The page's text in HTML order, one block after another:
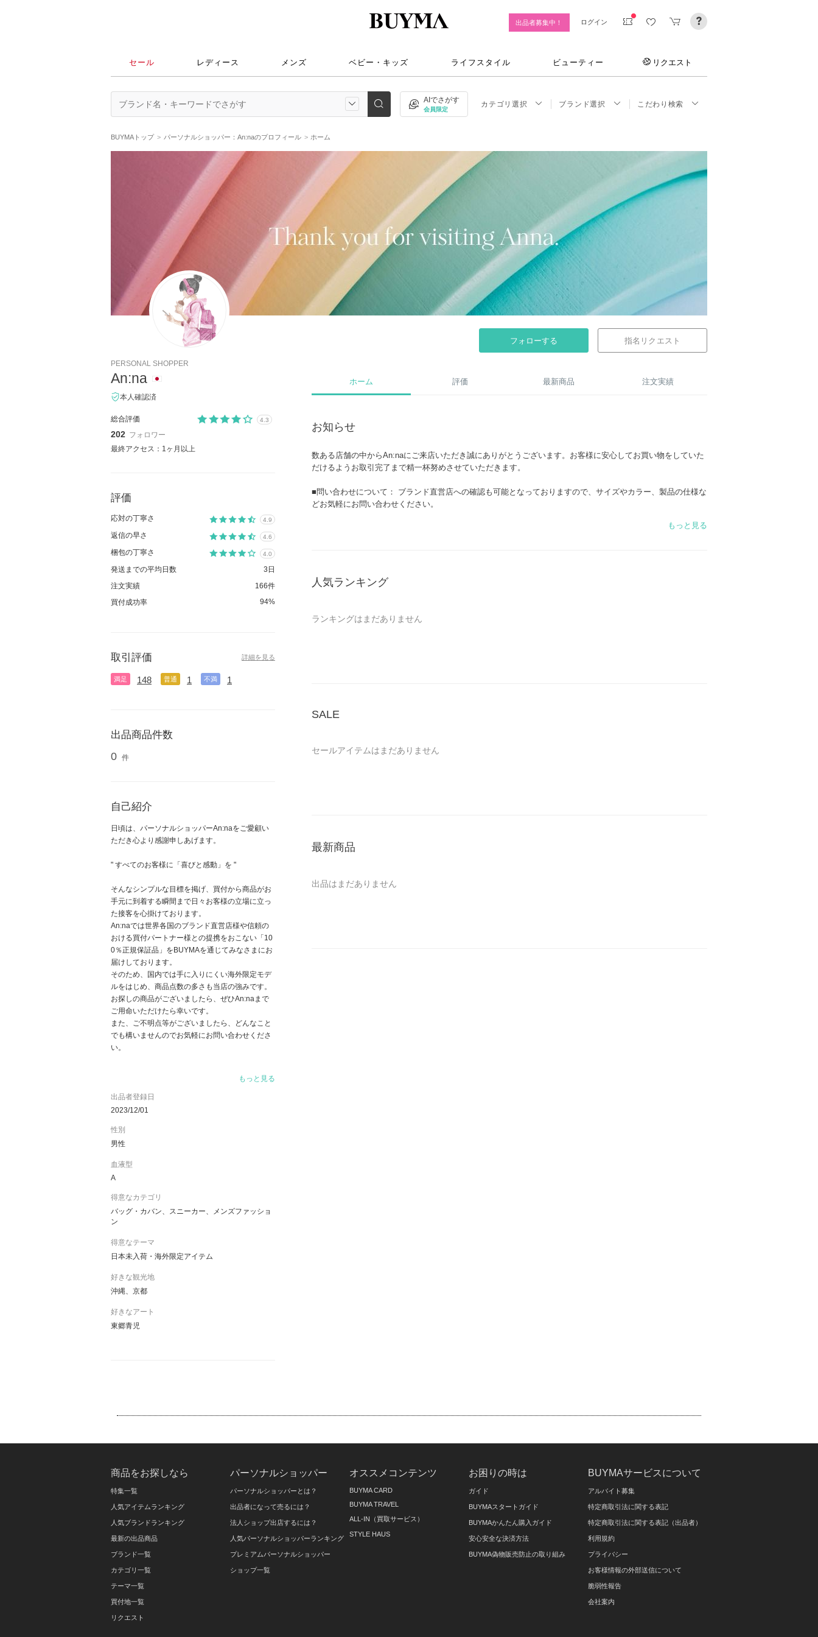
出品者募集中！ ログイン
セール レディース メンズ ベビー・キッズ ライフスタイル ビューティー リクエスト
AIでさがす
会員限定
カテゴリ選択 ブランド選択 こだわり検索
BUYMAトップ パーソナルショッパー：An:naのプロフィール ホーム
フォローする 指名リクエスト
PERSONAL SHOPPER
An:na
本人確認済
総合評価 4.3
202 フォロワー
最終アクセス：1ヶ月以上
評価
応対の丁寧さ 4.9
返信の早さ 4.6
梱包の丁寧さ 4.0
発送までの平均日数
3日
注文実績
166件
買付成功率
94%
取引評価 詳細を見る
満足 148 普通 1 不満 1
出品商品件数
0 件
自己紹介
日頃は、パーソナルショッパーAn:naをご愛顧い
ただき心より感謝申しあげます。
" すべてのお客様に「喜びと感動」を "
そんなシンプルな目標を掲げ、買付から商品がお
手元に到着する瞬間まで日々お客様の立場に立っ
た接客を心掛けております。
An:naでは世界各国のブランド直営店様や信頼の
おける買付パートナー様との提携をおこない「10
0％正規保証品」をBUYMAを通じてみなさまにお
届けしております。
そのため、国内では手に入りにくい海外限定モデ
ルをはじめ、商品点数の多さも当店の強みです。
お探しの商品がございましたら、ぜひAn:naまで
ご用命いただけたら幸いです。
また、ご不明点等がございましたら、どんなこと
でも構いませんのでお気軽にお問い合わせくださ
い。
すが、どうぞよろしくお願いいたします。
「喜びと感動」のために An:na
もっと見る
出品者登録日
2023/12/01
性別
男性
血液型
A
得意なカテゴリ
バッグ・カバン、スニーカー、メンズファッショ
ン
得意なテーマ
日本未入荷・海外限定アイテム
好きな観光地
沖縄、京都
好きなアート
東郷青児
ホーム 評価 最新商品 注文実績
お知らせ
数ある店舗の中からAn:naにご来店いただき誠にありがとうございます。お客様に安心してお買い物をしていた
だけるようお取引完了まで精一杯努めさせていただきます。
■問い合わせについて： ブランド直営店への確認も可能となっておりますので、サイズやカラー、製品の仕様な
どお気軽にお問い合わせください。
★お客様へのお願い★
・ご購入前に必ず『お取引について』の一読をみなさまにお願いしております。
もっと見る
人気ランキング
ランキングはまだありません
SALE
セールアイテムはまだありません
最新商品
出品はまだありません
商品をお探しなら
特集一覧
人気アイテムランキング
人気ブランドランキング
最新の出品商品
ブランド一覧
カテゴリ一覧
テーマ一覧
買付地一覧
リクエスト
パーソナルショッパー
パーソナルショッパーとは？
出品者になって売るには？
法人ショップ出店するには？
人気パーソナルショッパーランキング
プレミアムパーソナルショッパー
ショップ一覧
オススメコンテンツ
BUYMA CARD
BUYMA TRAVEL
ALL-IN（買取サービス）
STYLE HAUS
お困りの時は
ガイド
BUYMAスタートガイド
BUYMAかんたん購入ガイド
安心安全な決済方法
BUYMA偽物販売防止の取り組み
BUYMAサービスについて
アルバイト募集
特定商取引法に関する表記
特定商取引法に関する表記（出品者）
利用規約
プライバシー
お客様情報の外部送信について
脆弱性報告
会社案内